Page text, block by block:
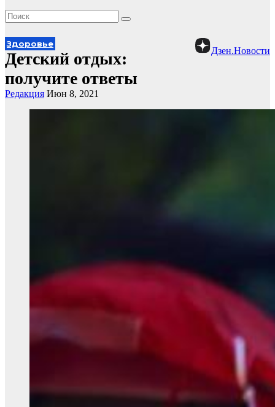
Дзен.Новости
Здоровье
Детский отдых:
получите ответы
Редакция Июн 8, 2021